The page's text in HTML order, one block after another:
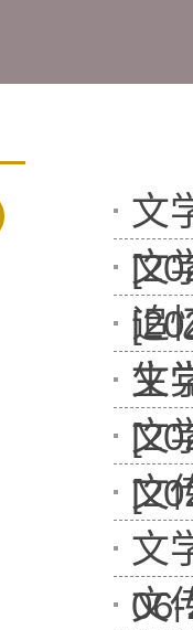
文
文
追
生
文
文
文
文
文